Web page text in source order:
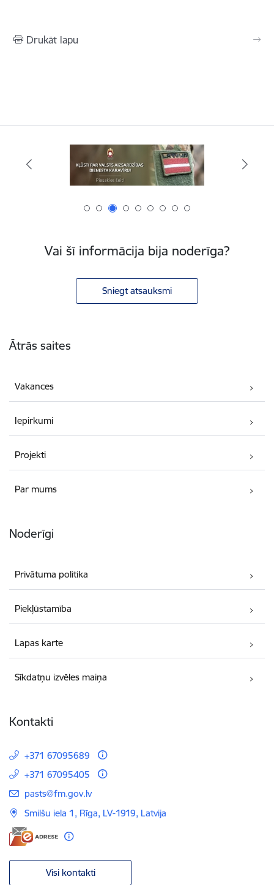
Drukāt lapu
Vai šī informācija bija noderīga?
Sniegt atsauksmi
Ātrās saites
Vakances
Iepirkumi
Projekti
Par mums
Noderīgi
Privātuma politika
Piekļūstamība
Lapas karte
Sīkdatņu izvēles maiņa
Kontakti
+371 67095689
+371 67095405
E-pasts:
pasts@fm.gov.lv
Smilšu iela 1, Rīga, LV-1919, Latvija
Visi kontakti